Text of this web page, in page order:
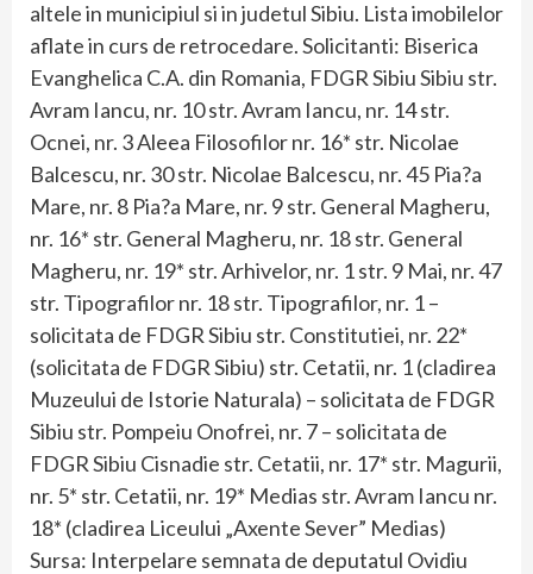
altele in municipiul si in judetul Sibiu. Lista imobilelor
aflate in curs de retrocedare. Solicitanti: Biserica
Evanghelica C.A. din Romania, FDGR Sibiu Sibiu str.
Avram Iancu, nr. 10 str. Avram Iancu, nr. 14 str.
Ocnei, nr. 3 Aleea Filosofilor nr. 16* str. Nicolae
Balcescu, nr. 30 str. Nicolae Balcescu, nr. 45 Pia?a
Mare, nr. 8 Pia?a Mare, nr. 9 str. General Magheru,
nr. 16* str. General Magheru, nr. 18 str. General
Magheru, nr. 19* str. Arhivelor, nr. 1 str. 9 Mai, nr. 47
str. Tipografilor nr. 18 str. Tipografilor, nr. 1 –
solicitata de FDGR Sibiu str. Constitutiei, nr. 22*
(solicitata de FDGR Sibiu) str. Cetatii, nr. 1 (cladirea
Muzeului de Istorie Naturala) – solicitata de FDGR
Sibiu str. Pompeiu Onofrei, nr. 7 – solicitata de
FDGR Sibiu Cisnadie str. Cetatii, nr. 17* str. Magurii,
nr. 5* str. Cetatii, nr. 19* Medias str. Avram Iancu nr.
18* (cladirea Liceului „Axente Sever” Medias)
Sursa: Interpelare semnata de deputatul Ovidiu